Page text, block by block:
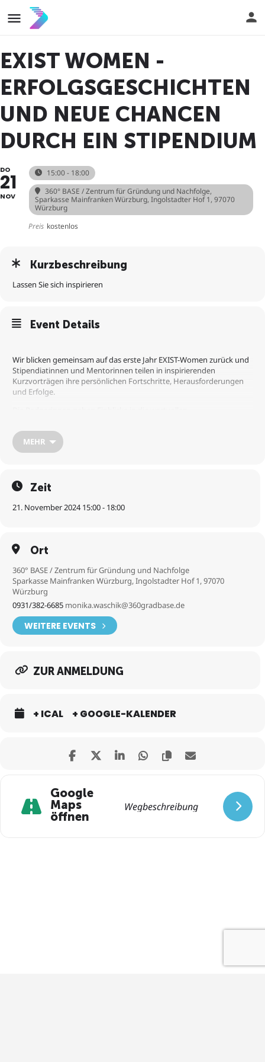
EXIST WOMEN -
ERFOLGSGESCHICHTEN
UND NEUE CHANCEN
DURCH EIN STIPENDIUM
DO
21
NOV
15:00 - 18:00
360° BASE / Zentrum für Gründung und Nachfolge,
Sparkasse Mainfranken Würzburg, Ingolstadter Hof 1, 97070
Würzburg
Preis kostenlos
Kurzbeschreibung
Lassen Sie sich inspirieren
Event Details
Wir blicken gemeinsam auf das erste Jahr EXIST-Women zurück und
Stipendiatinnen und Mentorinnen teilen in inspirierenden
Kurzvorträgen ihre persönlichen Fortschritte, Herausforderungen
und Erfolge.
das Stipendium ermöglicht hat.
Das Förderprogramm ist geeignet für Absolventinnen,
Sie würden auch gerne Stipendiatin oder Mentorin der neuen Runde
MEHR
Zeit
21. November 2024 15:00 - 18:00
Ort
360° BASE / Zentrum für Gründung und Nachfolge
Sparkasse Mainfranken Würzburg, Ingolstadter Hof 1, 97070
Würzburg
0931/382-6685 monika.waschik@360gradbase.de
WEITERE EVENTS
ZUR ANMELDUNG
+ ICAL + GOOGLE-KALENDER
Google
Maps
öffnen